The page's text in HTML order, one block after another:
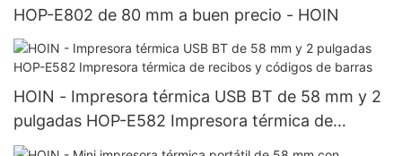
HOP-E802 de 80 mm a buen precio - HOIN
HOIN - Impresora térmica USB BT de 58 mm y 2
pulgadas HOP-E582 Impresora térmica de
recibos y códigos de barras